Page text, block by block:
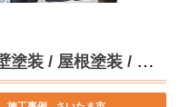
さいたま市 ブラック系 外壁塗装 / 屋根塗装 / 付帯塗装工事 O様邸